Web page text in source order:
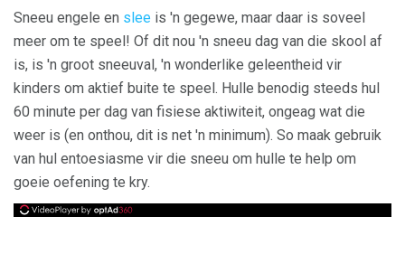
Sneeu engele en slee is 'n gegewe, maar daar is soveel
meer om te speel! Of dit nou 'n sneeu dag van die skool af
is, is 'n groot sneeuval, 'n wonderlike geleentheid vir
kinders om aktief buite te speel. Hulle benodig steeds hul
60 minute per dag van fisiese aktiwiteit, ongeag wat die
weer is (en onthou, dit is net 'n minimum). So maak gebruik
van hul entoesiasme vir die sneeu om hulle te help om
goeie oefening te kry.